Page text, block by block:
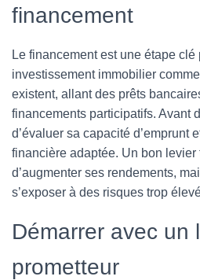
financement
Le financement est une étape clé
investissement immobilier
existent, allant des prêts
financements participatifs. Avant
d’évaluer sa capacité d’emprunt
financière adaptée. Un bon
d’augmenter ses rendements,
s’exposer à des risques trop
Démarrer avec un
prometteur